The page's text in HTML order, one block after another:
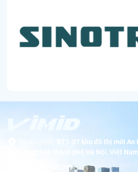
BT1-07 khu đô thị mới
Dương Nội, thành phố Hà Nội, Việt Nam
19001089